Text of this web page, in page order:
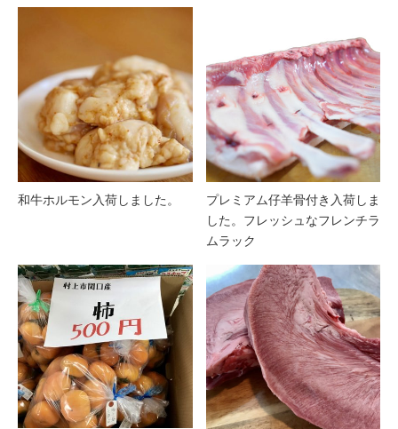
和牛ホルモン入荷しました。
プレミアム仔羊骨付き入荷しま
した。フレッシュなフレンチラ
ムラック